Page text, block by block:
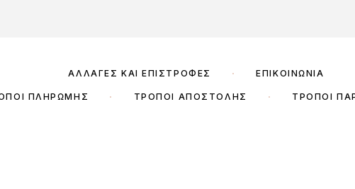
ΑΛΛΑΓΈΣ ΚΑΙ ΕΠΙΣΤΡΟΦΈΣ ΕΠΙΚΟΙΝΩΝΊΑ
ΠΛΗΡΩΜΉΣ ΤΡΌΠΟΙ ΑΠΟΣΤΟΛΉΣ ΤΡΌΠΟΙ